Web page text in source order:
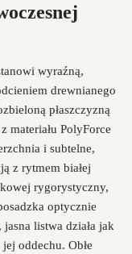
wyraźną,
drewnianego
płaszczyzną
materiału PolyForce
i subtelne,
z rytmem białej
rygorystyczny,
optycznie
listwa działa jak
oddechu. Obłe